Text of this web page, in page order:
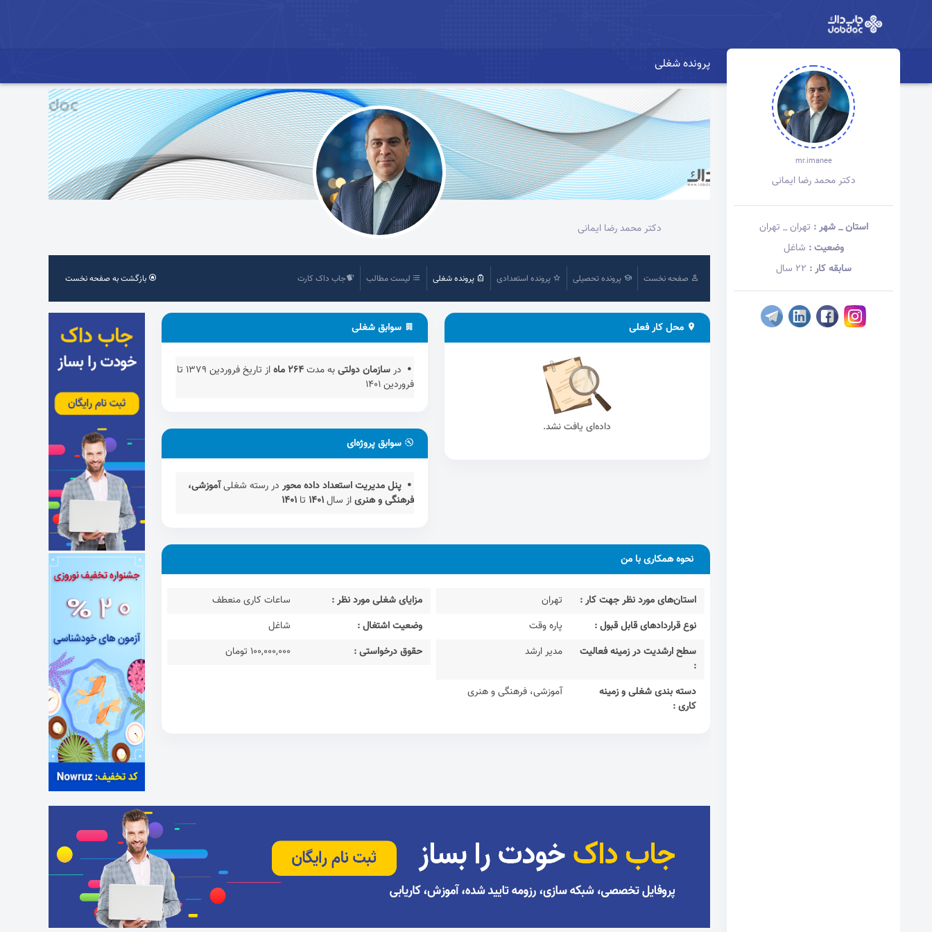
mr.imanee
دکتر محمد رضا ایمانی
استان _ شهر : تهران _ تهران
وضعیت : شاغل
سابقه کار : 22 سال
پرونده شغلی
دکتر محمد رضا ایمانی
صفحه نخست پرونده تحصیلی پرونده استعدادی پرونده شغلی لیست مطالب جاب داک کارت بازگشت به صفحه نخست
محل کار فعلی
داده‌ای یافت نشد.
سوابق شغلی
درسازمان دولتیبه مدت264 ماه
از تاریخ فروردین 1379 تا
فروردین 1401
سوابق پروژه‌ای
پنل مدیریت استعداد داده محور در رسته شغلیآموزشی،
فرهنگی و هنریاز سال1401 تا1401
نحوه همکاری با من
استان‌های مورد نظر جهت کار :
تهران
نوع قراردادهای قابل قبول :
پاره وقت
سطح ارشدیت در زمینه فعالیت
:
مدیر ارشد
دسته بندی شغلی و زمینه
کاری :
آموزشی، فرهنگی و هنری
مزایای شغلی مورد نظر :
ساعات کاری منعطف
وضعیت اشتغال :
شاغل
حقوق درخواستی :
100,000,000 تومان